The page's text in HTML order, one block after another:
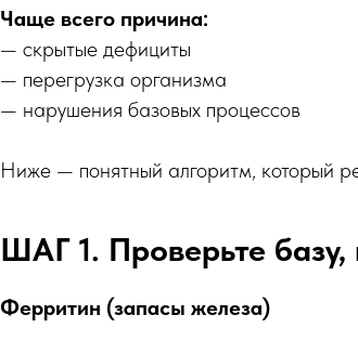
Чаще всего причина:
— скрытые дефициты
— перегрузка организма
— нарушения базовых процессов
Ниже — понятный алгоритм, который
ШАГ 1. Проверьте базу,
Ферритин (запасы железа)